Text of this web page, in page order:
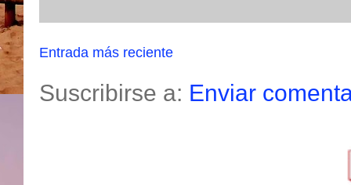
Entrada más reciente
Suscribirse a: Enviar